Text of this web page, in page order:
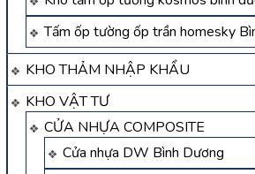
Tấm ốp tường ốp trần homesky
KHO THẢM NHẬP KHẨU
KHO VẬT TƯ
CỬA NHỰA COMPOSITE
Cửa nhựa DW Bình Dương